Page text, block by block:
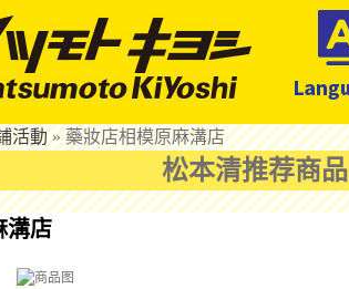
活動»藥妝店相模原麻溝店
松本清推荐商品
溝店